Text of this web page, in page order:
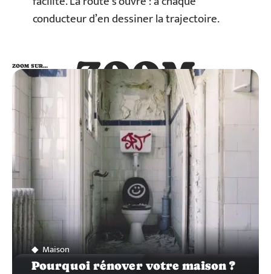
conducteur d’en dessiner la trajectoire.
ZOOM
SUR…
ZOOM SUR…
Maison
Pourquoi rénover votre maison ?